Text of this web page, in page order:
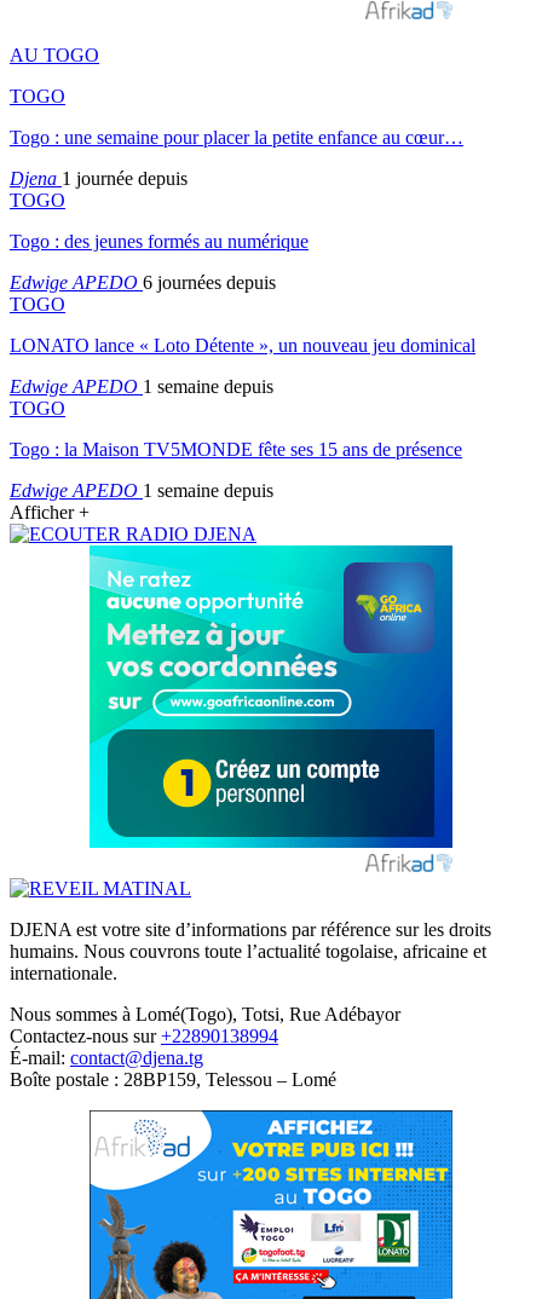
AU TOGO
TOGO
Togo : une semaine pour placer la petite enfance au cœur…
Djena 1 journée depuis
TOGO
Togo : des jeunes formés au numérique
Edwige APEDO 6 journées depuis
TOGO
LONATO lance « Loto Détente », un nouveau jeu dominical
Edwige APEDO 1 semaine depuis
TOGO
Togo : la Maison TV5MONDE fête ses 15 ans de présence
Edwige APEDO 1 semaine depuis
Afficher +
DJENA est votre site d’informations par référence sur les droits
humains. Nous couvrons toute l’actualité togolaise, africaine et
internationale.
Nous sommes à Lomé(Togo), Totsi, Rue Adébayor
Contactez-nous sur+22890138994
É-mail: contact@djena.tg
Boîte postale : 28BP159, Telessou – Lomé